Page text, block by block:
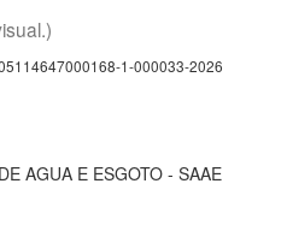
1-000033-2026
AGUA E ESGOTO - SAAE